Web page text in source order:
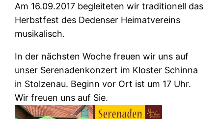
Am 16.09.2017 begleiteten wir traditionell das
Herbstfest des Dedenser Heimatvereins
musikalisch.
In der nächsten Woche freuen wir uns auf
unser Serenadenkonzert im Kloster Schinna
in Stolzenau. Beginn vor Ort ist um 17 Uhr.
Wir freuen uns auf Sie.